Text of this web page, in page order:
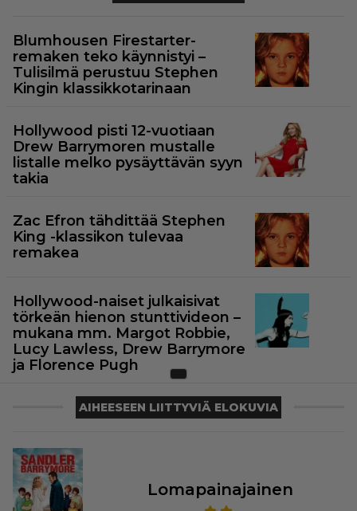
Blumhousen Firestarter-
remaken teko käynnistyi –
Tulisilmä perustuu Stephen
Kingin klassikkotarinaan
Hollywood pisti 12-vuotiaan
Drew Barrymoren mustalle
listalle melko pysäyttävän syyn
takia
Zac Efron tähdittää Stephen
King -klassikon tulevaa
remakea
Hollywood-naiset julkaisivat
törkeän hienon stunttivideon –
mukana mm. Margot Robbie,
Lucy Lawless, Drew Barrymore
ja Florence Pugh
AIHEESEEN LIITTYVIÄ ELOKUVIA
Lomapainajainen